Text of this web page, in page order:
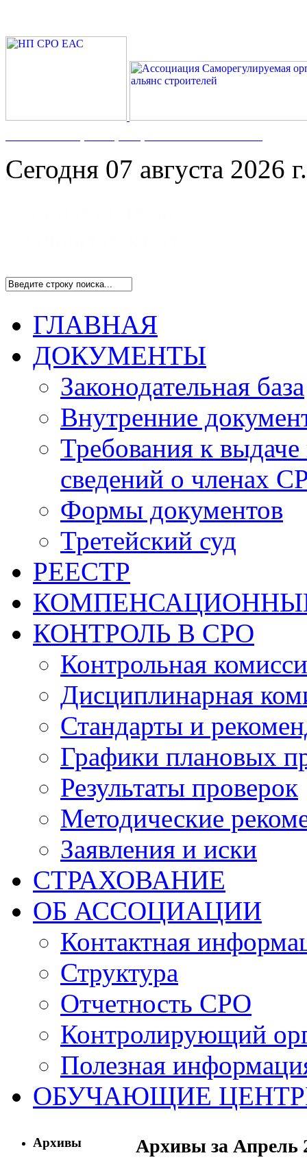
Сегодня 07 августа 2026 г.
ГЛАВНАЯ
ДОКУМЕНТЫ
Законодательная база
Внутренние
Требования к
сведений о членах
Формы документов
Третейский суд
РЕЕСТР
КОНТРОЛЬ В СРО
Контрольная
Дисциплинарная
Стандарты и
Графики плановых
Результаты проверок
Методические
Заявления и иски
СТРАХОВАНИЕ
ОБ АССОЦИАЦИИ
Контактная
Структура
Отчетность СРО
Контролирующий
Полезная
ОБУЧАЮЩИЕ
Архивы Архивы за Апрель